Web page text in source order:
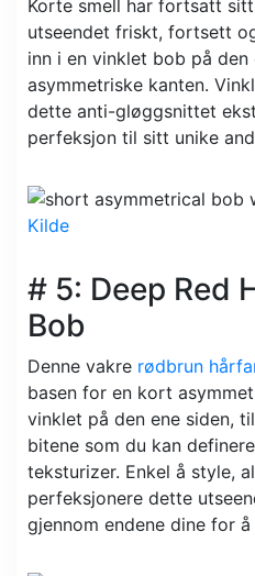
Korte smell har fortsatt
utseendet friskt, fortsett
inn i en vinklet bob på
asymmetriske kanten.
dette anti-gløggsnittet
perfeksjon til sitt unike
Kilde
# 5: Deep Red
Bob
Denne vakre rødbrun
basen for en kort
vinklet på den ene siden,
bitene som du kan
teksturizer. Enkel å style,
perfeksjonere dette
gjennom endene dine for